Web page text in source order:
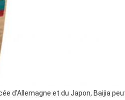
d'Allemagne et du Japon, Baijia